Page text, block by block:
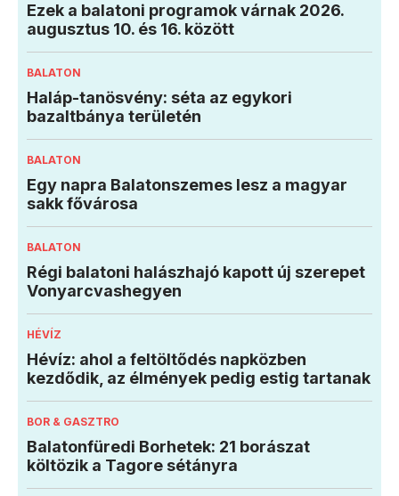
Ezek a balatoni programok várnak 2026.
augusztus 10. és 16. között
BALATON
Haláp-tanösvény: séta az egykori
bazaltbánya területén
BALATON
Egy napra Balatonszemes lesz a magyar
sakk fővárosa
BALATON
Régi balatoni halászhajó kapott új szerepet
Vonyarcvashegyen
HÉVÍZ
Hévíz: ahol a feltöltődés napközben
kezdődik, az élmények pedig estig tartanak
BOR & GASZTRO
Balatonfüredi Borhetek: 21 borászat
költözik a Tagore sétányra